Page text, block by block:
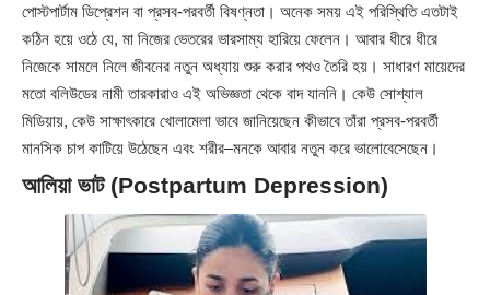
পোস্টপার্টাম ডিপ্রেশন বা প্রসব-পরবর্তী বিষণ্নতা। অনেক সময় এই পরিস্থিতি এতটাই
কঠিন হয়ে ওঠে যে, মা নিজের ভেতরের ভারসাম্য হারিয়ে ফেলেন। আবার ধীরে ধীরে
নিজেকে সামলে নিলে জীবনের নতুন অধ্যায় শুরু করার পথও তৈরি হয়। সাধারণ মায়েদের
মতো বলিউডের নামী তারকারাও এই অভিজ্ঞতা থেকে বাদ যাননি। কেউ সোশ্যাল
মিডিয়ায়, কেউ সাক্ষাৎকারে খোলামেলা ভাবে জানিয়েছেন কীভাবে তাঁরা প্রসব-পরবর্তী
মানসিক চাপ কাটিয়ে উঠেছেন এবং শরীর–মনকে আবার নতুন করে ভালোবেসেছেন।
আলিয়া ভাট (Postpartum Depression)